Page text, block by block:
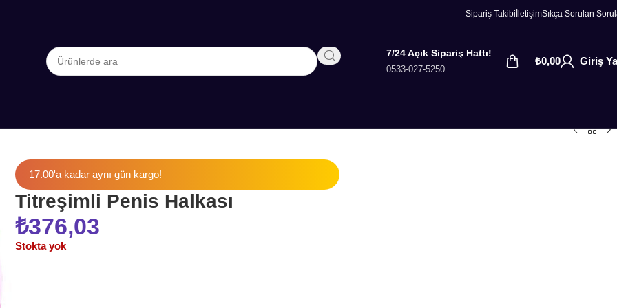
Sipariş Takibi İletişimSıkça Sorulan
7/24 Açık Sipariş Hattı!
0533-027-5250
₺0,00 Giriş
17.00'a kadar aynı gün kargo!
Titreşimli Penis Halkası
₺376,03
Stokta yok